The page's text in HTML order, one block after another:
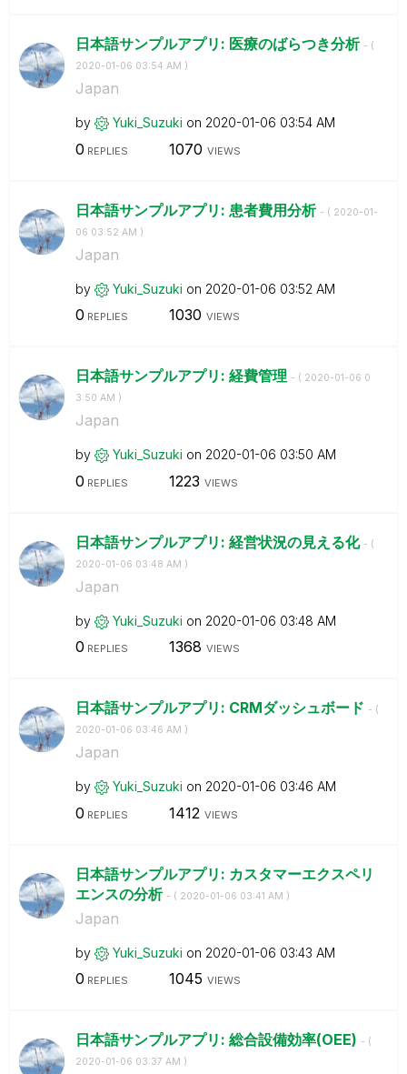
日本語サンプルアプリ: 医療のばらつき分析 - (
‎2020-01-06 03:54 AM )
Japan
by Yuki_Suzuki on ‎2020-01-06 03:54 AM
0 REPLIES 1070 VIEWS
日本語サンプルアプリ: 患者費用分析 - ( ‎2020-01-
06 03:52 AM )
Japan
by Yuki_Suzuki on ‎2020-01-06 03:52 AM
0 REPLIES 1030 VIEWS
日本語サンプルアプリ: 経費管理 - ( ‎2020-01-06 0
3:50 AM )
Japan
by Yuki_Suzuki on ‎2020-01-06 03:50 AM
0 REPLIES 1223 VIEWS
日本語サンプルアプリ: 経営状況の見える化 - (
‎2020-01-06 03:48 AM )
Japan
by Yuki_Suzuki on ‎2020-01-06 03:48 AM
0 REPLIES 1368 VIEWS
日本語サンプルアプリ: CRMダッシュボード - (
‎2020-01-06 03:46 AM )
Japan
by Yuki_Suzuki on ‎2020-01-06 03:46 AM
0 REPLIES 1412 VIEWS
日本語サンプルアプリ: カスタマーエクスペリ
エンスの分析 - ( ‎2020-01-06 03:41 AM )
Japan
by Yuki_Suzuki on ‎2020-01-06 03:43 AM
0 REPLIES 1045 VIEWS
日本語サンプルアプリ: 総合設備効率(OEE) - (
‎2020-01-06 03:37 AM )